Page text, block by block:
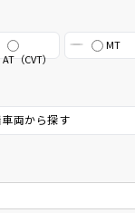
AT（CVT）
MT
両から探す